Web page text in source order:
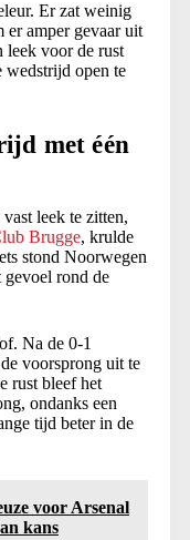
Er zat weinig
er amper gevaar uit
leek voor de rust
wedstrijd open te
met één
leek te zitten,
Brugge, krulde
stond Noorwegen
gevoel rond de
Na de 0-1
voorsprong uit te
rust bleef het
ondanks een
tijd beter in de
voor Arsenal
kans